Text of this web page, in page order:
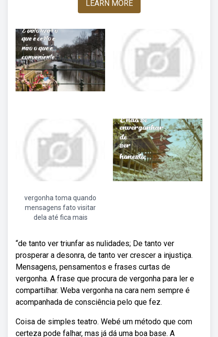
LEARN MORE
vergonha toma quando
mensagens fato visitar
dela até fica mais
“de tanto ver triunfar as nulidades; De tanto ver
prosperar a desonra, de tanto ver crescer a injustiça.
Mensagens, pensamentos e frases curtas de
vergonha. A frase que procura de vergonha para ler e
compartilhar. Weba vergonha na cara nem sempre é
acompanhada de consciência pelo que fez.
Coisa de simples teatro. Webé um método que com
certeza pode falhar, mas já dá uma boa base. A